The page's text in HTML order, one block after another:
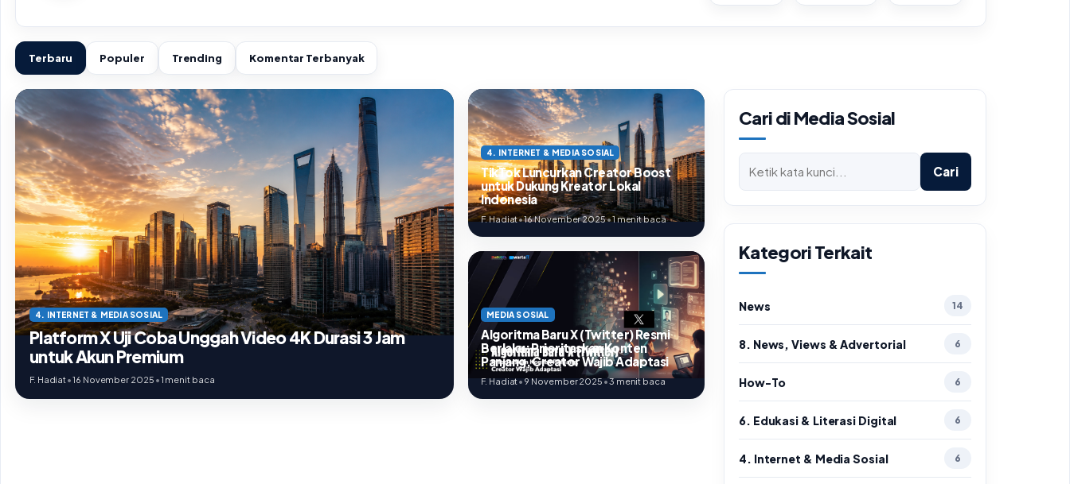
Terbaru Populer Trending Komentar Terbanyak
4. INTERNET & MEDIA SOSIAL
Platform X Uji Coba Unggah Video 4K Durasi 3 Jam
untuk Akun Premium
F. Hadiat•16 November 2025 •1 menit baca
4. INTERNET & MEDIA SOSIAL
TikTok Luncurkan Creator Boost
untuk Dukung Kreator Lokal
Indonesia
F. Hadiat•16 November 2025•1 menit baca
MEDIA SOSIAL
Algoritma Baru X (Twitter) Resmi
Berlaku: Prioritaskan Konten
Panjang, Creator Wajib Adaptasi
F. Hadiat•9 November 2025 •3 menit baca
Cari di Media Sosial
Cari
Kategori Terkait
News 14
8. News, Views & Advertorial 6
How-To 6
6. Edukasi & Literasi Digital 6
4. Internet & Media Sosial 6